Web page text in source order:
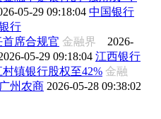
05-29 09:18:04 中国银行
行
席合规官 金融界 2026-
05-29 09:18:04 江西银行
镇银行股权至42% 金融
广州农商 2026-05-28 09:38:02